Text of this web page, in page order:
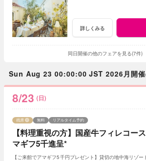
詳しくみる
同日開催の他のフェアを見る(7件)
Sun Aug 23 00:00:00 JST 2026月開催
8/23 (日)
【料理重視の方】国産牛フィレコー
マギフ5千進呈*
残席 無料 リアルタイム予約
【ご来館でアマギフ5千円プレゼント】貸切の地中海リゾ